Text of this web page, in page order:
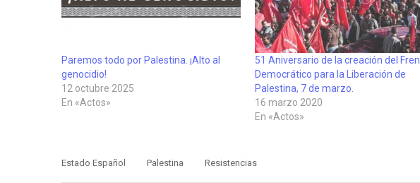
Paremos todo por Palestina. ¡Alto al
genocidio!
12 octubre 2025
En «Actos»
51 Aniversario de la creación del
Democrático para la Liberación de
Palestina, 7 de marzo.
16 marzo 2020
En «Actos»
Estado Español Palestina Resistencias